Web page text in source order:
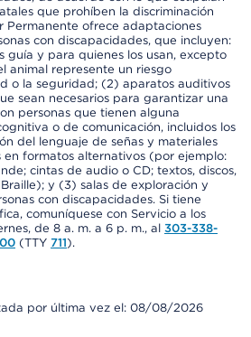
que prohíben la discriminación
Permanente ofrece adaptaciones
con discapacidades, que incluyen:
guía y para quienes los usan, excepto
animal represente un riesgo
o la seguridad; (2) aparatos auditivos
sean necesarios para garantizar una
personas que tienen alguna
o de comunicación, incluidos los
del lenguaje de señas y materiales
en formatos alternativos (por ejemplo:
cintas de audio o CD; textos, discos,
y (3) salas de exploración y
con discapacidades. Si tiene
comuníquese con Servicio a los
de 8 a. m. a 6 p. m., al 303-338-
(TTY 711).
por última vez el: 08/08/2026